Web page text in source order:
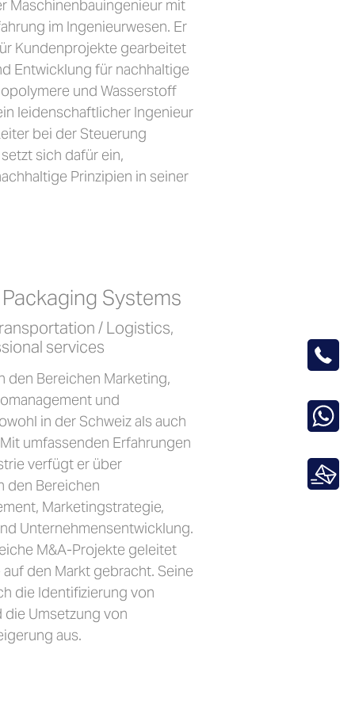
Maschinenbauingenieur mit
im Ingenieurwesen. Er
Kundenprojekte gearbeitet
Entwicklung für nachhaltige
und Wasserstoff
leidenschaftlicher Ingenieur
bei der Steuerung
sich dafür ein,
Prinzipien in seiner
Systems
/ Logistics,
services
den Bereichen Marketing,
und
in der Schweiz als auch
umfassenden Erfahrungen
verfügt er über
den Bereichen
Marketingstrategie,
Unternehmensentwicklung.
M&A-Projekte geleitet
den Markt gebracht. Seine
die Identifizierung von
Umsetzung von
aus.